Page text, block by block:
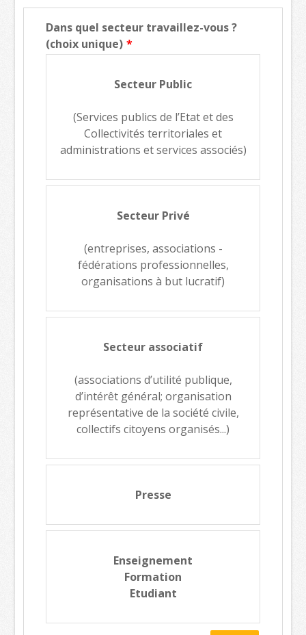
Dans quel secteur travaillez-vous ?
(choix unique)
Secteur Public
(Services publics de l’Etat et des
Collectivités territoriales et
administrations et services associés)
Secteur Privé
(entreprises, associations -
fédérations professionnelles,
organisations à but lucratif)
Secteur associatif
(associations d’utilité publique,
d’intérêt général; organisation
représentative de la société civile,
collectifs citoyens organisés...)
Presse
Enseignement
Formation
Etudiant